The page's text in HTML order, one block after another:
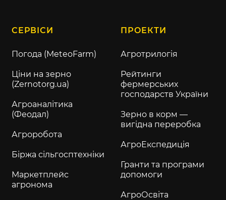
СЕРВІСИ
Погода (MeteoFarm)
Ціни на зерно
(Zernotorg.ua)
Агроаналітика
(Феодал)
Агроробота
Біржа сільгосптехніки
Маркетплейс
агронома
ПРОЕКТИ
Агротрилогія
Рейтинги
фермерських
господарств України
Зерно в корм —
вигідна переробка
АгроЕкспедиція
Гранти та програми
допомоги
АгроОсвіта